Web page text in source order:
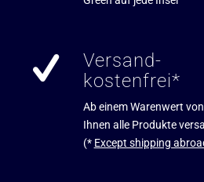
Versand-
kostenfrei*
Ab einem Warenwert
Ihnen alle Produkte
(* Except shipping